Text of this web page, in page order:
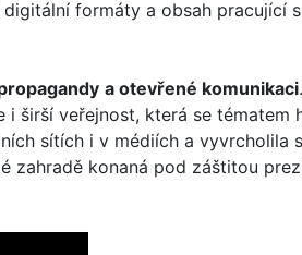
formáty a obsah pracující
a otevřené komunikaci
širší veřejnost, která se tématem
sítích i v médiích a vyvrcholila
zahradě konaná pod záštitou